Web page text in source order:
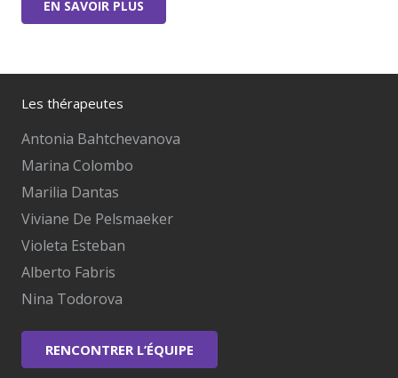
EN SAVOIR PLUS
Les thérapeutes
Antonia Bahtchevanova
Marina Colombo
Marilia Dantas
Viviane De Pelsmaeker
Violeta Esteban
Alberto Fabris
Nina Todorova
RENCONTRER L’ÉQUIPE